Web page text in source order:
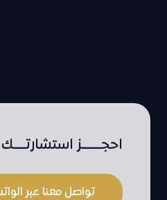
احجـــــــز
تواصل معنا عبر